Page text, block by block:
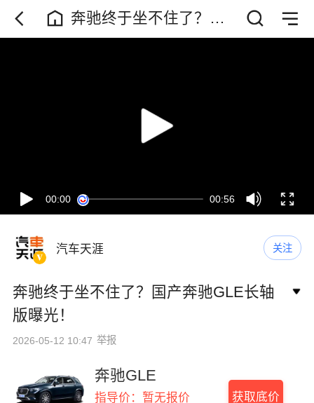
奔驰终于坐不住了？国
产奔驰GLE长轴版曝
00:00 00:56
汽车天涯 关注
奔驰终于坐不住了？国产奔驰GLE长轴
版曝光！
2026-05-12 10:47 举报
奔驰GLE
指导价：暂无报价 获取底价